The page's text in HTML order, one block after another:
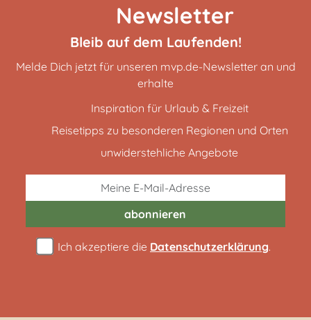
Newsletter
Bleib auf dem Laufenden!
Melde Dich jetzt für unseren mvp.de-Newsletter an und
erhalte
Inspiration für Urlaub & Freizeit
Reisetipps zu besonderen Regionen und Orten
unwiderstehliche Angebote
abonnieren
Ich akzeptiere die Datenschutzerklärung.